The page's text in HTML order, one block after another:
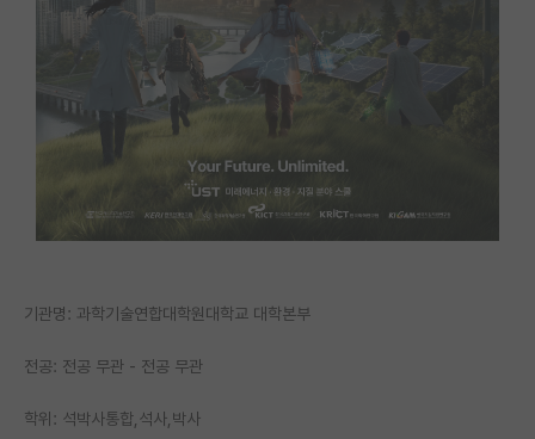
임용 정보 게시판
학부 인턴 게시판
취업 게시판
임용 후기 게시판
PI 전용 게시판
특수/전문대학원 게시판
반도체/AI 게시판
장학금/장학생 게시판
기관명: 과학기술연합대학원대학교 대학본부
전공: 전공 무관 - 전공 무관
학위: 석박사통합,석사,박사